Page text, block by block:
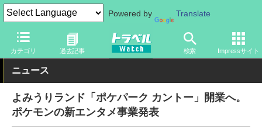
Powered by Translate
カテゴリ 過去記事 検索 Impressサイト
トラベル Watch 旅の情報 観光地 テーマパーク
ニュース
よみうりランド「ポケパーク カントー」開業へ。
ポケモンの新エンタメ事業発表